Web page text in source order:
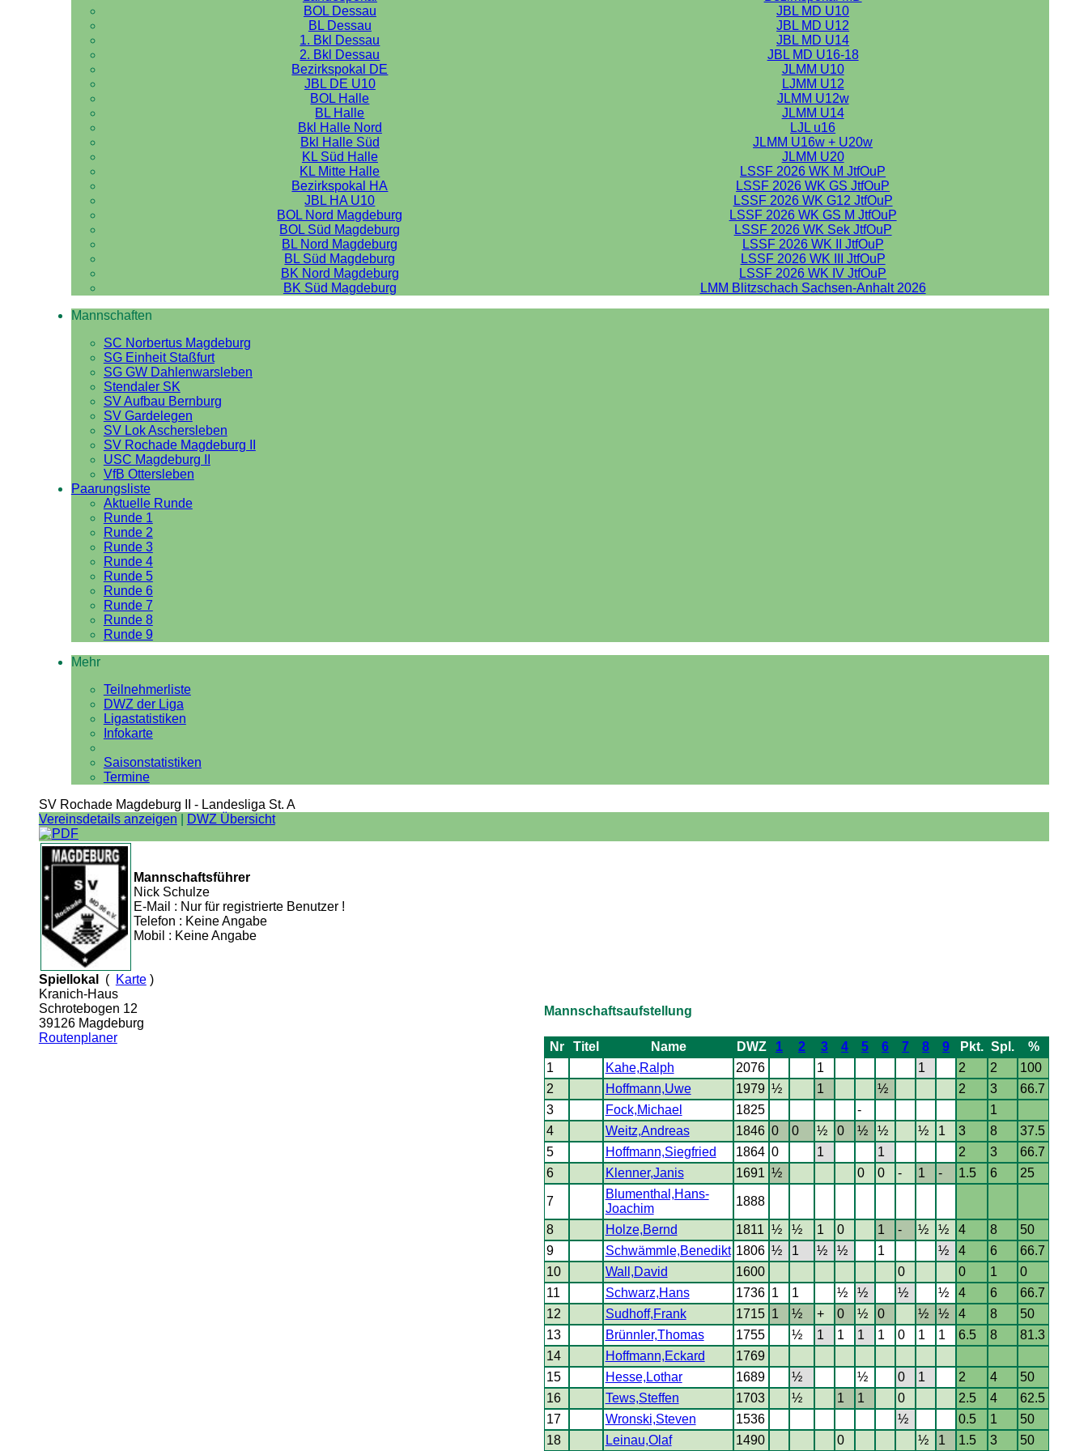
BOL Dessau
JBL MD U10
BL Dessau
JBL MD U12
1. Bkl Dessau
JBL MD U14
2. Bkl Dessau
JBL MD U16-18
Bezirkspokal DE
JLMM U10
JBL DE U10
LJMM U12
BOL Halle
JLMM U12w
BL Halle
JLMM U14
Bkl Halle Nord
LJL u16
Bkl Halle Süd
JLMM U16w + U20w
KL Süd Halle
JLMM U20
KL Mitte Halle
LSSF 2026 WK M JtfOuP
Bezirkspokal HA
LSSF 2026 WK GS JtfOuP
JBL HA U10
LSSF 2026 WK G12 JtfOuP
BOL Nord Magdeburg
LSSF 2026 WK GS M JtfOuP
BOL Süd Magdeburg
LSSF 2026 WK Sek JtfOuP
BL Nord Magdeburg
LSSF 2026 WK II JtfOuP
BL Süd Magdeburg
LSSF 2026 WK III JtfOuP
BK Nord Magdeburg
LSSF 2026 WK IV JtfOuP
BK Süd Magdeburg
LMM Blitzschach Sachsen-Anhalt 2026
Mannschaften
SC Norbertus Magdeburg
SG Einheit Staßfurt
SG GW Dahlenwarsleben
Stendaler SK
SV Aufbau Bernburg
SV Gardelegen
SV Lok Aschersleben
SV Rochade Magdeburg II
USC Magdeburg II
VfB Ottersleben
Paarungsliste
Aktuelle Runde
Runde 1
Runde 2
Runde 3
Runde 4
Runde 5
Runde 6
Runde 7
Runde 8
Runde 9
Mehr
Teilnehmerliste
DWZ der Liga
Ligastatistiken
Infokarte
Saisonstatistiken
Termine
SV Rochade Magdeburg II - Landesliga St. A
Vereinsdetails anzeigen
DWZ Übersicht
Mannschaftsführer
Nick Schulze
E-Mail : Nur für registrierte Benutzer !
Telefon : Keine Angabe
Mobil : Keine Angabe
Spiellokal ( Karte)
Kranich-Haus
Schrotebogen 12
39126 Magdeburg
Routenplaner
Mannschaftsaufstellung
Nr Titel Name DWZ 1 2 3 4 5 6 7 8 9 Pkt. Spl.
%
1
Kahe,Ralph 2076 1 1 2 2
100
2
Hoffmann,Uwe 1979 ½ 1 ½ 2 3
66.7
3
Fock,Michael 1825 -
1
4
Weitz,Andreas 1846 0 0 ½ 0 ½ ½ ½ 1 3 8
37.5
5
Hoffmann,Siegfried 1864 0 1 1 2 3
66.7
6
Klenner,Janis 1691 ½ 0 0 - 1 - 1.5 6 25
7
Blumenthal,Hans-
Joachim
1888
8 Holze,Bernd 1811 ½ ½ 1 0 1 - ½ ½ 4 8
50
9
Schwämmle,Benedikt 1806 ½ 1 ½ ½ 1 ½ 4 6
66.7
10
Wall,David 1600 0 0 1
0
11
Schwarz,Hans 1736 1 1 ½ ½ ½ ½ 4 6
66.7
12
Sudhoff,Frank 1715 1 ½ + 0 ½ 0 ½ ½ 4 8
50
13
Brünnler,Thomas 1755 ½ 1 1 1 1 0 1 1 6.5 8
81.3
14
Hoffmann,Eckard
1769
15
Hesse,Lothar 1689 ½ ½ 0 1 2 4
50
16
Tews,Steffen 1703 ½ 1 1 0 2.5 4
62.5
17
Wronski,Steven 1536 ½ 0.5 1
50
18
Leinau,Olaf 1490 0 ½ 1 1.5 3
50